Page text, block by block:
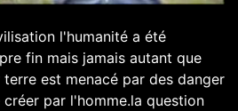
l'humanité a été
fin mais jamais autant que
est menacé par des danger
par l'homme.la question